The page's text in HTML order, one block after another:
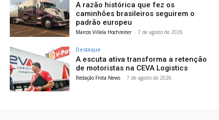
A razão histórica que fez os
caminhões brasileiros seguirem o
padrão europeu
Marcos Villela Hochreiter - 7 de agosto de 2026
Destaque
A escuta ativa transforma a retenção
de motoristas na CEVA Logistics
Redação Frota News - 7 de agosto de 2026